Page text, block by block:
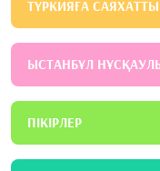
ТҮРКИЯҒА
ЫСТАНБҰЛ
ПІКІРЛЕР